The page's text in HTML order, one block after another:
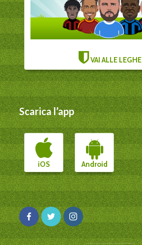
VAI ALLE LEGHE
Scarica l’app
iOS Android